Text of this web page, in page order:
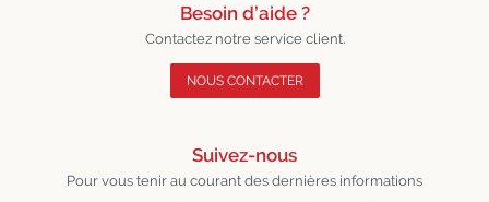
Besoin d’aide ?
Contactez notre service client.
NOUS CONTACTER
Suivez-nous
Pour vous tenir au courant des dernières informations